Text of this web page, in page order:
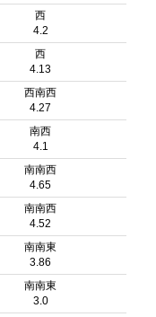
西
4.2
西
4.13
西南西
4.27
南西
4.1
南南西
4.65
南南西
4.52
南南東
3.86
南南東
3.0